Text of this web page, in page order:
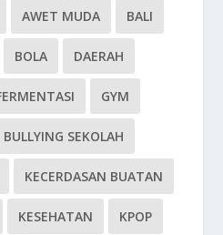
AWET MUDA BALI
BOLA DAERAH
GYM
BULLYING SEKOLAH
KECERDASAN BUATAN
KESEHATAN KPOP